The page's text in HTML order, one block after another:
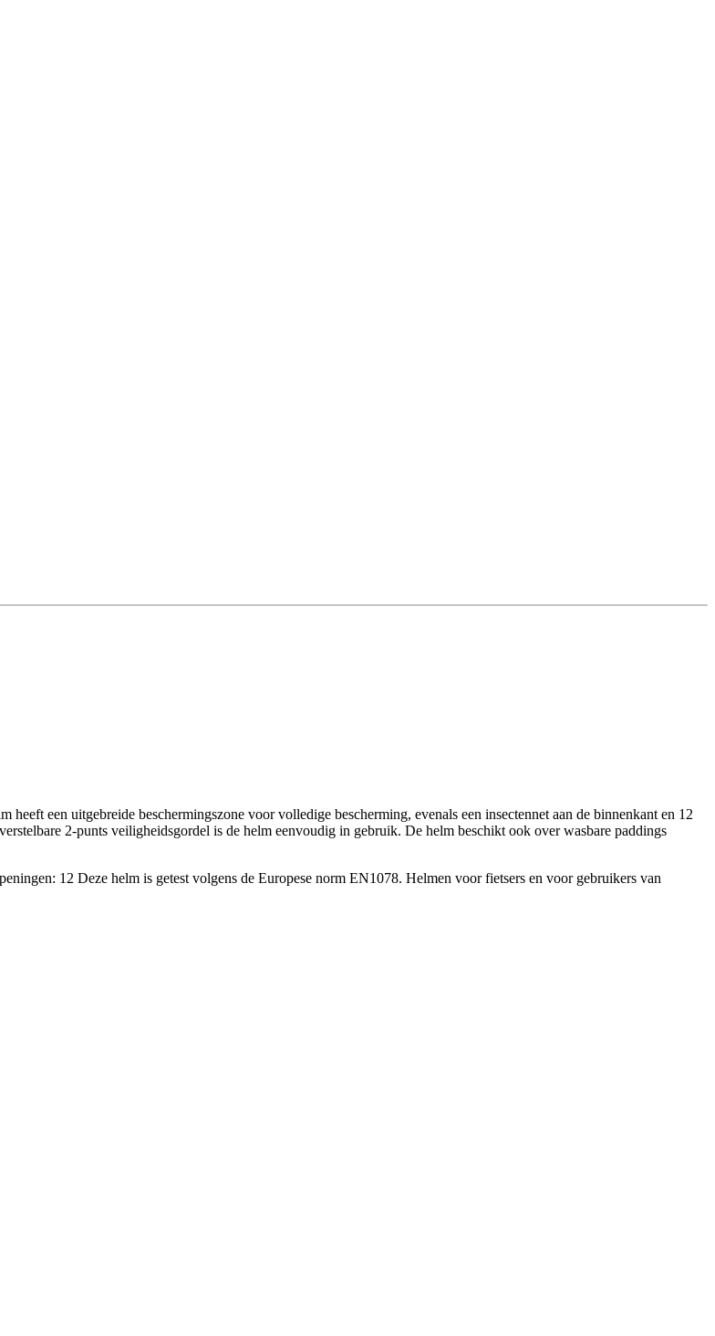
een uitgebreide beschermingszone voor volledige bescherming, evenals een insectennet aan de binnenkant en 12
2-punts veiligheidsgordel is de helm eenvoudig in gebruik. De helm beschikt ook over wasbare paddings
12 Deze helm is getest volgens de Europese norm EN1078. Helmen voor fietsers en voor gebruikers van